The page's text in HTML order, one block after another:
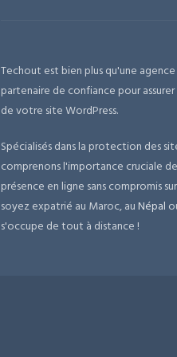
Techout est bien plus qu'une
partenaire de confiance pour
de votre site WordPress.
Spécialisés dans la protection des
comprenons l'importance cruciale
présence en ligne sans compromis
soyez expatrié au Maroc, auNépal
s'occupe de tout à distance !